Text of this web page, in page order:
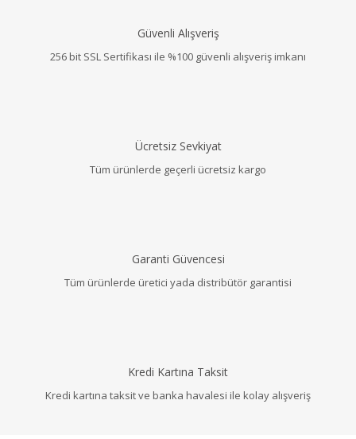
Güvenli Alışveriş
256 bit SSL Sertifikası ile %100 güvenli alışveriş imkanı
Ücretsiz Sevkiyat
Tüm ürünlerde geçerli ücretsiz kargo
Garanti Güvencesi
Tüm ürünlerde üretici yada distribütör garantisi
Kredi Kartına Taksit
Kredi kartına taksit ve banka havalesi ile kolay alışveriş